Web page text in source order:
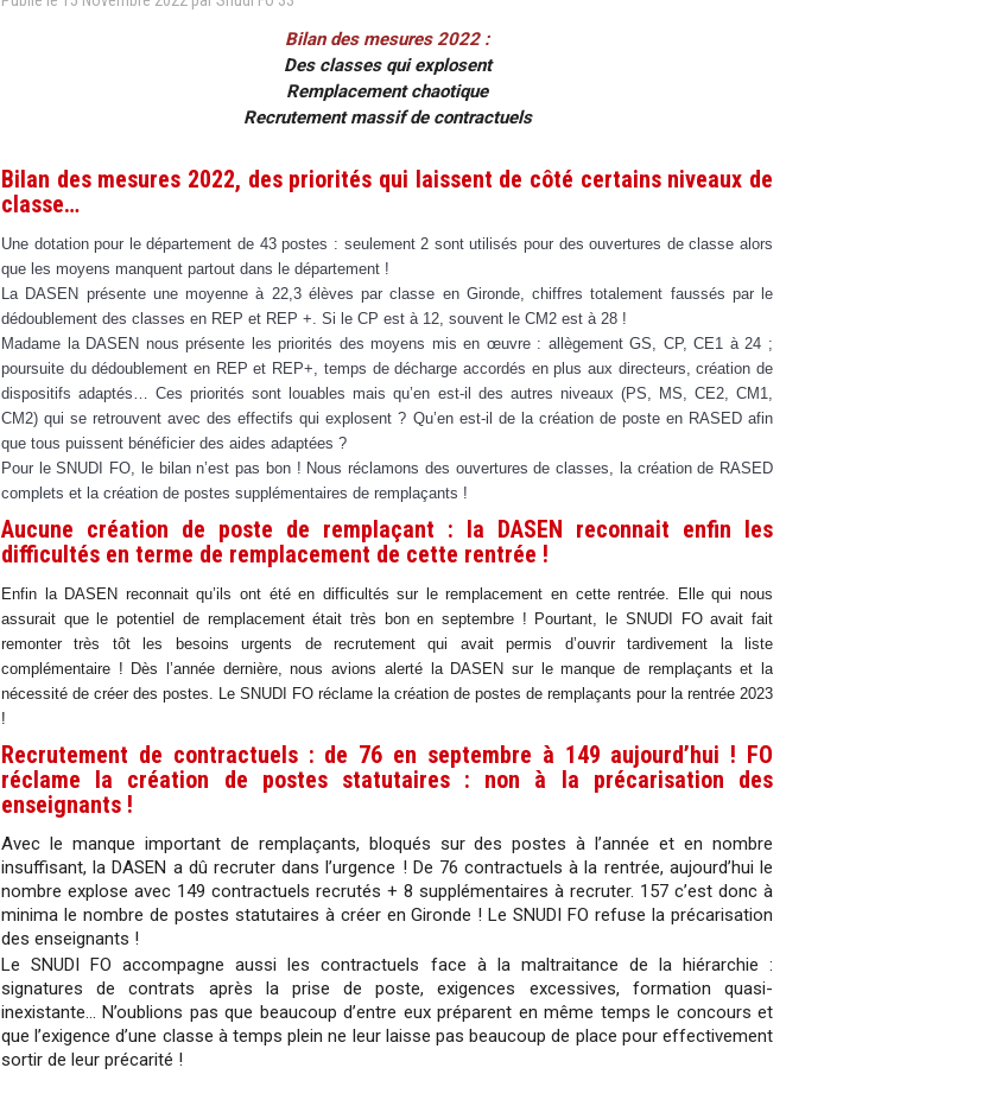
Bilan des mesures 2022 :
Des classes qui explosent
Remplacement chaotique
Recrutement massif de contractuels
Bilan des mesures 2022, des priorités qui laissent de côté certains niveaux de
classe…
Une dotation pour le département de 43 postes : seulement 2 sont utilisés pour des ouvertures de classe alors
que les moyens manquent partout dans le département !
La DASEN présente une moyenne à 22,3 élèves par classe en Gironde, chiffres totalement faussés par le
dédoublement des classes en REP et REP +. Si le CP est à 12, souvent le CM2 est à 28 !
Madame la DASEN nous présente les priorités des moyens mis en œuvre : allègement GS, CP, CE1 à 24 ;
poursuite du dédoublement en REP et REP+, temps de décharge accordés en plus aux directeurs, création de
dispositifs adaptés… Ces priorités sont louables mais qu’en est-il des autres niveaux (PS, MS, CE2, CM1,
CM2) qui se retrouvent avec des effectifs qui explosent ? Qu’en est-il de la création de poste en RASED afin
que tous puissent bénéficier des aides adaptées ?
Pour le SNUDI FO, le bilan n’est pas bon ! Nous réclamons des ouvertures de classes, la création de RASED
complets et la création de postes supplémentaires de remplaçants !
Aucune création de poste de remplaçant : la DASEN reconnait enfin les
difficultés en terme de remplacement de cette rentrée !
Enfin la DASEN reconnait qu’ils ont été en difficultés sur le remplacement en cette rentrée. Elle qui nous
assurait que le potentiel de remplacement était très bon en septembre ! Pourtant, le SNUDI FO avait fait
remonter très tôt les besoins urgents de recrutement qui avait permis d’ouvrir tardivement la liste
complémentaire ! Dès l’année dernière, nous avions alerté la DASEN sur le manque de remplaçants et la
nécessité de créer des postes. Le SNUDI FO réclame la création de postes de remplaçants pour la rentrée 2023
!
Recrutement de contractuels : de 76 en septembre à 149 aujourd’hui ! FO
réclame la création de postes statutaires : non à la précarisation des
enseignants !
Avec le manque important de remplaçants, bloqués sur des postes à l’année et en nombre
insuffisant, la DASEN a dû recruter dans l’urgence ! De 76 contractuels à la rentrée, aujourd’hui le
nombre explose avec 149 contractuels recrutés + 8 supplémentaires à recruter. 157 c’est donc à
minima le nombre de postes statutaires à créer en Gironde ! Le SNUDI FO refuse la précarisation
des enseignants !
Le SNUDI FO accompagne aussi les contractuels face à la maltraitance de la hiérarchie :
signatures de contrats après la prise de poste, exigences excessives, formation quasi-
inexistante… N’oublions pas que beaucoup d’entre eux préparent en même temps le concours et
que l’exigence d’une classe à temps plein ne leur laisse pas beaucoup de place pour effectivement
sortir de leur précarité !